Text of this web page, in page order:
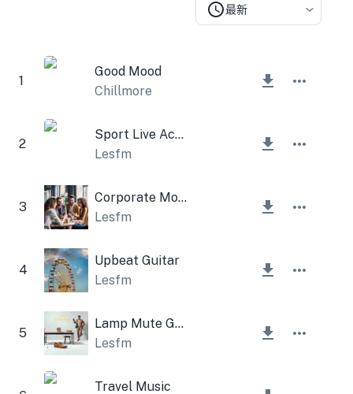
最新
1
Good Mood
Chillmore
2
Sport Live Acoustic Guitar
Lesfm
3
Corporate Motivational Trumpet
Lesfm
4
Upbeat Guitar
Lesfm
5
Lamp Mute Guitar Corporate
Lesfm
Travel Music